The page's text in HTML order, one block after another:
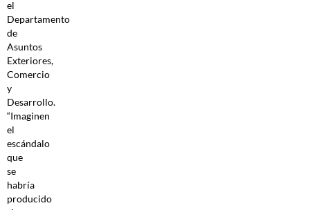
el
Departamento
de
Asuntos
Exteriores,
Comercio
y
Desarrollo.
“Imaginen
el
escándalo
que
se
habría
producido